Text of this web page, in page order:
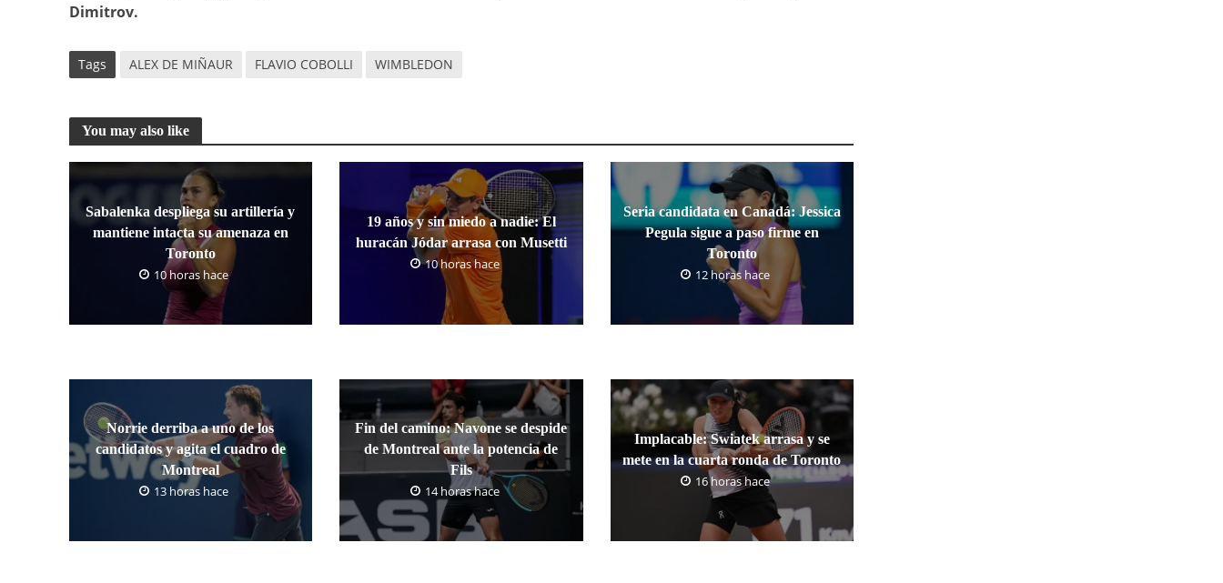
Dimitrov.
Tags ALEX DE MIÑAUR FLAVIO COBOLLI WIMBLEDON
You may also like
Sabalenka despliega su artillería y
mantiene intacta su amenaza en
Toronto
10 horas hace
19 años y sin miedo a nadie: El
huracán Jódar arrasa con Musetti
10 horas hace
Seria candidata en Canadá: Jessica
Pegula sigue a paso firme en
Toronto
12 horas hace
Norrie derriba a uno de los
candidatos y agita el cuadro de
Montreal
13 horas hace
Fin del camino: Navone se despide
de Montreal ante la potencia de
Fils
14 horas hace
Implacable: Swiatek arrasa y se
mete en la cuarta ronda de Toronto
16 horas hace